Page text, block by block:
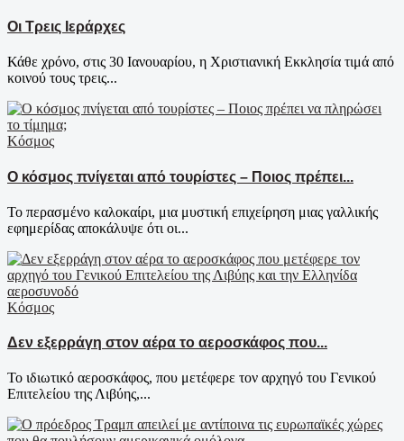
Οι Τρεις Ιεράρχες
Κάθε χρόνο, στις 30 Ιανουαρίου, η Χριστιανική Εκκλησία τιμά από
κοινού τους τρεις...
Κόσμος
Ο κόσμος πνίγεται από τουρίστες – Ποιος πρέπει...
Το περασμένο καλοκαίρι, μια μυστική επιχείρηση μιας γαλλικής
εφημερίδας αποκάλυψε ότι οι...
Κόσμος
Δεν εξερράγη στον αέρα το αεροσκάφος που...
Το ιδιωτικό αεροσκάφος, που μετέφερε τον αρχηγό του Γενικού
Επιτελείου της Λιβύης,...